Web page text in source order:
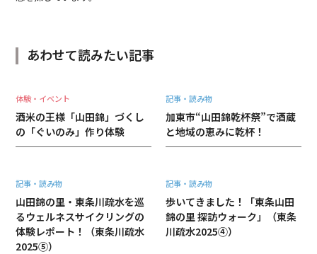
あわせて読みたい記事
体験・イベント
酒米の王様「山田錦」づくし
の「ぐいのみ」作り体験
記事・読み物
加東市“山田錦乾杯祭”で酒蔵
と地域の恵みに乾杯！
記事・読み物
山田錦の里・東条川疏水を巡
るウェルネスサイクリングの
体験レポート！（東条川疏水
2025⑤）
記事・読み物
歩いてきました！「東条山田
錦の里 探訪ウォーク」（東条
川疏水2025④）